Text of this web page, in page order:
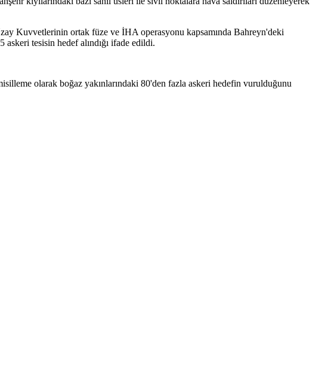
Kuvvetlerinin ortak füze ve İHA operasyonu kapsamında Bahreyn'deki
tesisin hedef alındığı ifade edildi.
olarak boğaz yakınlarındaki 80'den fazla askeri hedefin vurulduğunu